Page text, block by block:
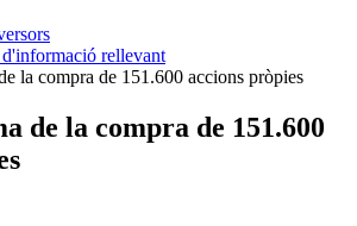
rellevant
la compra de 151.600 accions pròpies
de la compra de 151.600